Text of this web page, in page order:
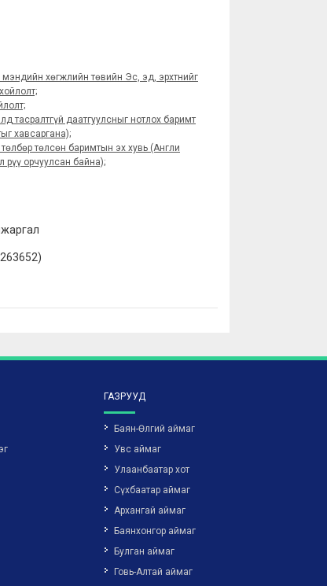
хөгжлийн төвийн Эс, эд, эрхтнийг
тасралтгүй даатгуулсныг нотлох баримт
хавсаргана);
төлсөн баримтын эх хувь (Англи
рүү орчуулсан байна);
263652)
ГАЗРУУД
Баян-Өлгий аймаг
Увс аймаг
Улаанбаатар хот
Сүхбаатар аймаг
Архангай аймаг
Баянхонгор аймаг
Булган аймаг
Говь-Алтай аймаг